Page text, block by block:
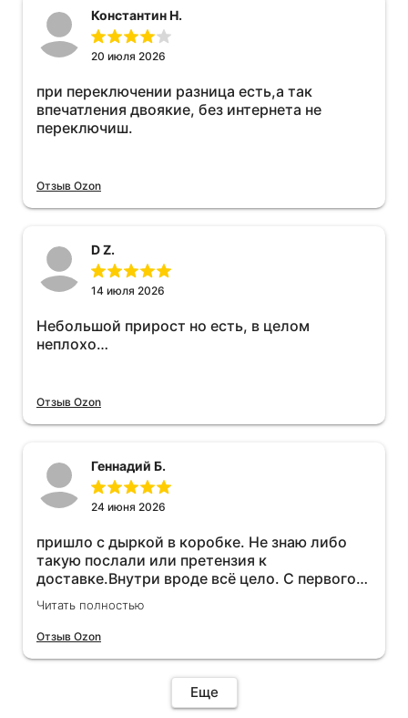
Константин Н.
20 июля 2026
при переключении разница есть,а так
впечатления двоякие, без интернета не
переключиш.
Отзыв Ozon
D Z.
14 июля 2026
Небольшой прирост но есть, в целом
неплохо…
Отзыв Ozon
Геннадий Б.
24 июня 2026
пришло с дыркой в коробке. Не знаю либо
такую послали или претензия к
доставке.Внутри вроде всё цело. С первого
раза установить не получается не знаю
может интернет дурит. Четыре звёзды за
упаковку с дыркой.Как опробую дополню
иначе не качает без него. Как поставил сразу
всё установилось по работе устройства
Читать полностью
Отзыв Ozon
Еще